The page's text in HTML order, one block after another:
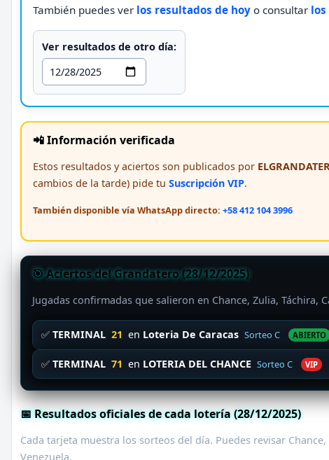
También puedes ver los resultados de hoy o consultar
Ver resultados de otro día:
📲 Información verificada
Estos resultados y aciertos son publicados por
cambios de la tarde) pide tu Suscripción VIP.
También disponible vía WhatsApp directo: +58 412 104 3996
🎯 Aciertos del Grandatero (28/12/2025)
Jugadas confirmadas que salieron en Chance, Zulia, Táchira,
✅ TERMINAL 21 en Loteria De Caracas Sorteo C ABIERTO
✅ TERMINAL 71 en LOTERIA DEL CHANCE Sorteo C VIP
📅 Resultados oficiales de cada lotería (28/12/2025)
Cada tarjeta muestra los sorteos del día. Puedes revisar
Venezuela.